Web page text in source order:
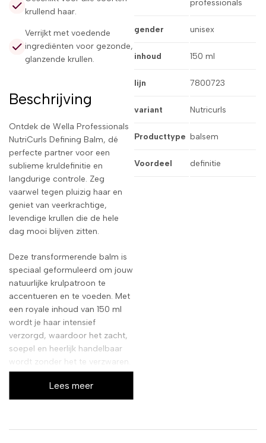
krullend haar.
Verrijkt met voedende
ingrediënten voor gezonde,
glanzende krullen.
Beschrijving
Ontdek de Wella Professionals
NutriCurls Defining Balm, dé
perfecte partner voor een
sublieme kruldefinitie en
langdurige controle. Zeg
vaarwel tegen pluizig haar en
geniet van veerkrachtige,
levendige krullen die de hele
dag mooi blijven zitten.
Deze transformerende balm is
speciaal geformuleerd om jouw
natuurlijke krulpatroon te
accentueren en te voeden. Met
een royale inhoud van 150 ml
wordt je haar intensief
verzorgd, waardoor het zacht,
soepel en heerlijk handelbaar
wordt zonder het te verzwaren.
Lees meer
professionals
gender unisex
inhoud 150 ml
lijn 7800723
variant Nutricurls
Producttype balsem
Voordeel definitie